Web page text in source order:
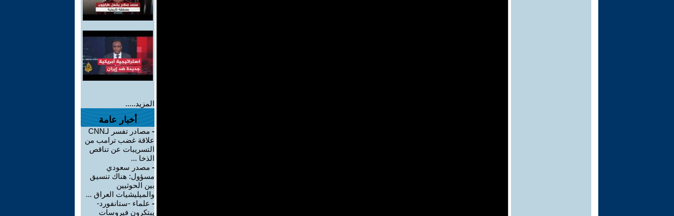
المزيد.....
أخبار عامة
-
مصادر تفسر لـCNN
علاقة غضب ترامب من
التسريبات عن تناقص
الذخا ...
- مصدر سعودي
مسؤول: هناك تنسيق
بين الحوثيين
والميليشيات العراق ...
- علماء -ستانفورد-
يبتكرون فيروسات